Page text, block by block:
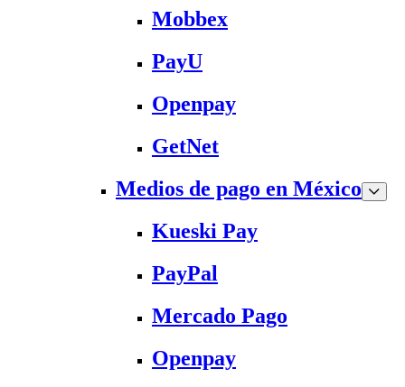
Mobbex
PayU
Openpay
GetNet
Medios de pago en México
Kueski Pay
PayPal
Mercado Pago
Openpay